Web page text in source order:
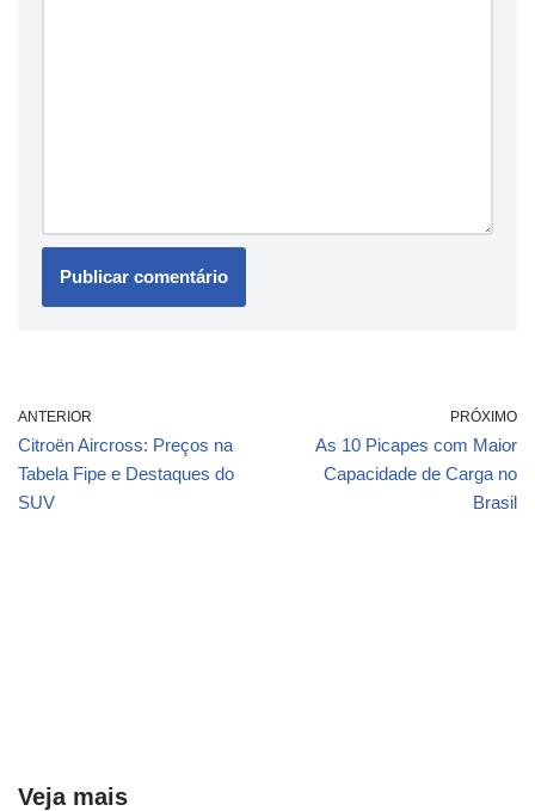
ANTERIOR
Citroën Aircross: Preços na
Tabela Fipe e Destaques do
SUV
PRÓXIMO
As 10 Picapes com Maior
Capacidade de Carga no
Brasil
Veja mais